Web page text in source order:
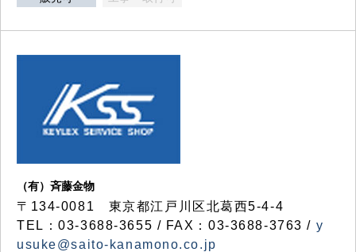
（有）斉藤金物
〒134-0081 東京都江戸川区北葛西5-4-4
TEL：03-3688-3655 / FAX：03-3688-3763 / y
usuke@saito-kanamono.co.jp